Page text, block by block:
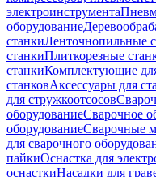
электроинструмента
оборудование
станкиЛенточнопильные
станкиПлиткорезные
станкиКомплектующие
станковАксессуары для
для стружкоотсосов
оборудованиеСварочное
оборудованиеСварочные
для сварочного
пайкиОснастка для
оснасткиНасадки для